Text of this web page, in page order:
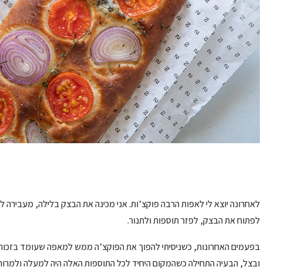
לאחרונה יוצא לי לאפות הרבה פוקצ’ות. אני מכינה את הבצק בלילה,
לפתוח את הבצק, לפזר תוספות ולתנור.
בפעמים האחרונות, כשניסיתי להפוך את הפוקצ’ה ממש למאפה שעומד
ובצל, הבעיה התחילה כשהמקום היחיד לכל התוספות האלה היה למעלה